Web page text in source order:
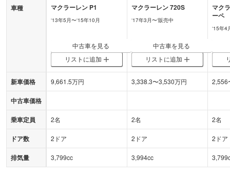
車種 マクラーレン P1
‘13年5月〜‘15年10月
マクラーレン720S
‘17年3月〜‘販売中
マク
ーペ
‘15年4
中古車を見る
リストに追加
中古車を見る
リストに追加
新車価格 9,661.5万円 3,338.3〜3,530万円 2,556
中古車価格
乗車定員 2名 2名 2名
ドア数 2ドア 2ドア 2ドア
排気量 3,799cc 3,994cc